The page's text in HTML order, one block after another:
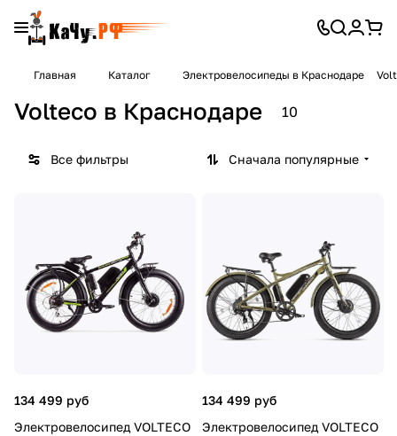
Главная Каталог Электровелосипеды в Краснодаре
Volteco в Краснодаре 10
Все фильтры Сначала популярные
134 499 руб
Электровелосипед VOLTECO
134 499 руб
Электровелосипед VOLTECO